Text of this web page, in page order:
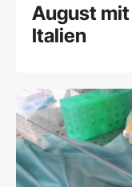
August
Italien